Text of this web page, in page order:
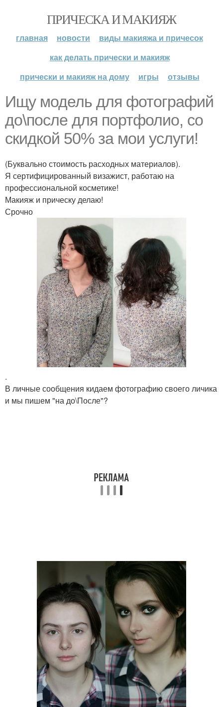
ПРИЧЕСКА И МАКИЯЖ
главная новости
виды макияжа и причесок
как делать прически и макияж
прически и макияж на дому
игры отзывы
Ищу модель для фотографий
до\после для портфолио, со
скидкой 50% за мои услуги!
(Буквально стоимость расходных материалов).
Я сертифицированный визажист, работаю на
профессиональной косметике!
Макияж и прическу делаю!
Срочно
.
В личные сообщения кидаем фотографию своего личика
и мы пишем "на до\После"?